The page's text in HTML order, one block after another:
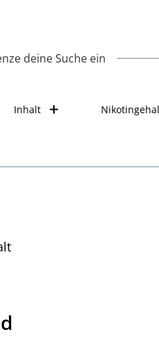
deine Suche ein
Inhalt